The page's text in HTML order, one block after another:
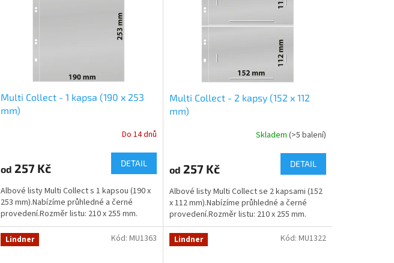
Multi Collect - 1 kapsa (190 x 253
mm)
Do 14 dnů
od 257 Kč DETAIL
Albové listy Multi Collect s 1 kapsou (190 x
253 mm).Nabízíme průhledné a černé
provedení.Rozměr listu: 210 x 255 mm.
Multi Collect - 2 kapsy (152 x 112
mm)
Skladem (>5 balení)
od 257 Kč DETAIL
Albové listy Multi Collect se 2 kapsami (152
x 112 mm).Nabízíme průhledné a černé
provedení.Rozměr listu: 210 x 255 mm.
Lindner Kód: MU1363 Lindner Kód: MU1322